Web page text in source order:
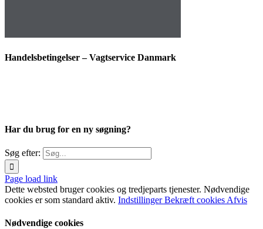
Handelsbetingelser – Vagtservice Danmark
Har du brug for en ny søgning?
Søg efter:
Page load link
Dette websted bruger cookies og tredjeparts tjenester. Nødvendige
cookies er som standard aktiv. IndstillingerBekræft cookies Afvis
Nødvendige cookies